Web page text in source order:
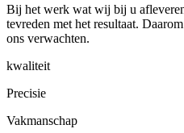
Bij het werk wat wij bij u
tevreden met het resultaat.
ons verwachten.
kwaliteit
Precisie
Vakmanschap